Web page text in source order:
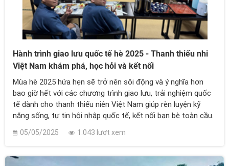
Hành trình giao lưu quốc tế hè 2025 - Thanh thiếu nhi
Việt Nam khám phá, học hỏi và kết nối
Mùa hè 2025 hứa hẹn sẽ trở nên sôi động và ý nghĩa hơn
bao giờ hết với các chương trình giao lưu, trải nghiệm quốc
tế dành cho thanh thiếu niên Việt Nam giúp rèn luyện kỹ
năng sống, tự tin hội nhập quốc tế, kết nối bạn bè toàn cầu.
05/05/2025 1.043 lượt xem